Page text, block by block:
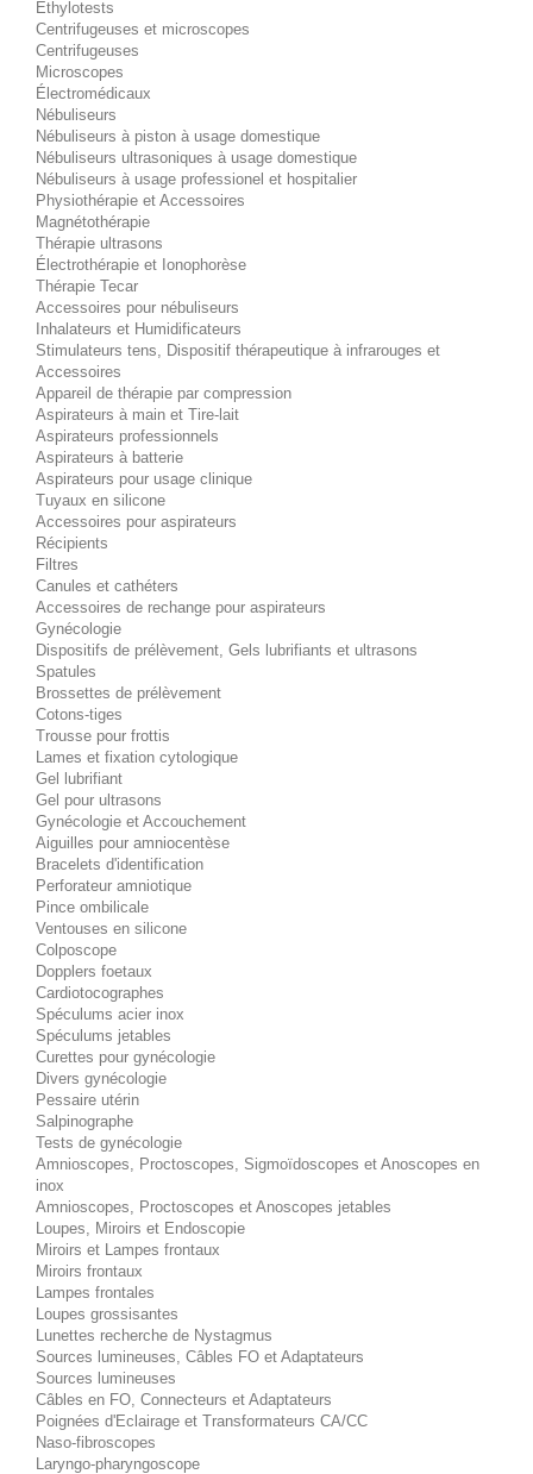
Éthylotests
Centrifugeuses et microscopes
Centrifugeuses
Microscopes
Électromédicaux
Nébuliseurs
Nébuliseurs à piston à usage domestique
Nébuliseurs ultrasoniques à usage domestique
Nébuliseurs à usage professionel et hospitalier
Physiothérapie et Accessoires
Magnétothérapie
Thérapie ultrasons
Électrothérapie et Ionophorèse
Thérapie Tecar
Accessoires pour nébuliseurs
Inhalateurs et Humidificateurs
Stimulateurs tens, Dispositif thérapeutique à infrarouges et
Accessoires
Appareil de thérapie par compression
Aspirateurs à main et Tire-lait
Aspirateurs professionnels
Aspirateurs à batterie
Aspirateurs pour usage clinique
Tuyaux en silicone
Accessoires pour aspirateurs
Récipients
Filtres
Canules et cathéters
Accessoires de rechange pour aspirateurs
Gynécologie
Dispositifs de prélèvement, Gels lubrifiants et ultrasons
Spatules
Brossettes de prélèvement
Cotons-tiges
Trousse pour frottis
Lames et fixation cytologique
Gel lubrifiant
Gel pour ultrasons
Gynécologie et Accouchement
Aiguilles pour amniocentèse
Bracelets d'identification
Perforateur amniotique
Pince ombilicale
Ventouses en silicone
Colposcope
Dopplers foetaux
Cardiotocographes
Spéculums acier inox
Spéculums jetables
Curettes pour gynécologie
Divers gynécologie
Pessaire utérin
Salpinographe
Tests de gynécologie
Amnioscopes, Proctoscopes, Sigmoïdoscopes et Anoscopes en
inox
Amnioscopes, Proctoscopes et Anoscopes jetables
Loupes, Miroirs et Endoscopie
Miroirs et Lampes frontaux
Miroirs frontaux
Lampes frontales
Loupes grossisantes
Lunettes recherche de Nystagmus
Sources lumineuses, Câbles FO et Adaptateurs
Sources lumineuses
Câbles en FO, Connecteurs et Adaptateurs
Poignées d'Eclairage et Transformateurs CA/CC
Naso-fibroscopes
Laryngo-pharyngoscope